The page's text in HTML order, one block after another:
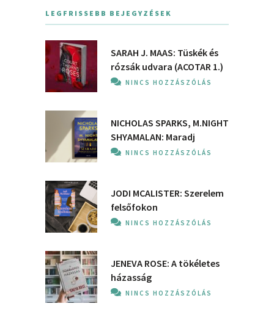
LEGFRISSEBB BEJEGYZÉSEK
SARAH J. MAAS: Tüskék és
rózsák udvara (ACOTAR 1.)
NINCS HOZZÁSZÓLÁS
NICHOLAS SPARKS, M.NIGHT
SHYAMALAN: Maradj
NINCS HOZZÁSZÓLÁS
JODI MCALISTER: Szerelem
felsőfokon
NINCS HOZZÁSZÓLÁS
JENEVA ROSE: A ​tökéletes
házasság
NINCS HOZZÁSZÓLÁS